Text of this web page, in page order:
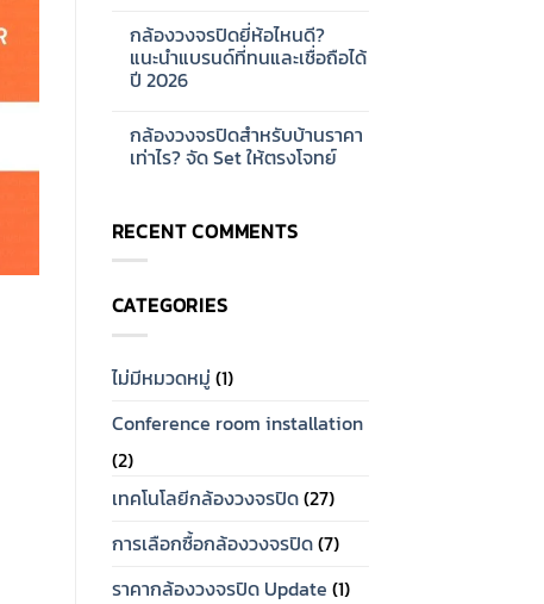
สำหรับ
โรงงาน
ขนาด
ใหญ่
[2026]
on
กล้อง
วงจรปิด
Hikvision
รีวิว
จาก
การ
[2026]
กล้องวงจรปิดยี่ห้อไหนดี?
แนะนำแบรนด์ที่ทนและเชื่อถือได้
ปี 2026
on
กล้อง
วงจรปิด
แนะนำ
แบรนด์
ที่
เชื่อ
ได้
2026
กล้องวงจรปิดสำหรับบ้านราคา
เท่าไร? จัด Set ให้ตรงโจทย์
กล้อง
วงจรปิด
สำหรับ
เท่าไร?
Set
ตรง
โจทย์
RECENT COMMENTS
CATEGORIES
ไม่มีหมวดหมู่ (1)
Conference room installation
(2)
เทคโนโลยีกล้องวงจรปิด(27)
การเลือกซื้อกล้องวงจรปิด(7)
ราคากล้องวงจรปิด Update (1)